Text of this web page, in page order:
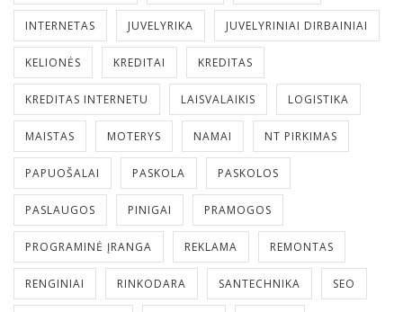
INTERNETAS JUVELYRIKA JUVELYRINIAI DIRBAINIAI
KELIONĖS KREDITAI KREDITAS
KREDITAS INTERNETU LAISVALAIKIS LOGISTIKA
MAISTAS MOTERYS NAMAI NT PIRKIMAS
PAPUOŠALAI PASKOLA PASKOLOS
PASLAUGOS PINIGAI PRAMOGOS
PROGRAMINĖ ĮRANGA REKLAMA REMONTAS
RENGINIAI RINKODARA SANTECHNIKA SEO